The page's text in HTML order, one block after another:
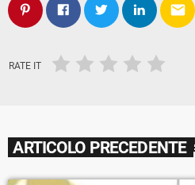
email
RATE IT
ARTICOLO PRECEDENTE